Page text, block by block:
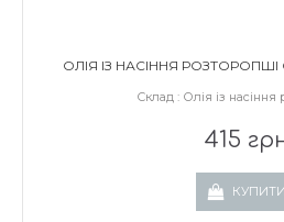
ОЛІЯ ІЗ НАСІННЯ РОЗТОРОПШІ
Склад : Олія із насіння
415
КУПИТИ